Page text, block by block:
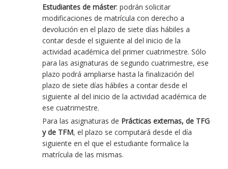
Estudiantes de máster: podrán solicitar
modificaciones de matrícula con derecho a
devolución en el plazo de siete días hábiles a
contar desde el siguiente al del inicio de la
actividad académica del primer cuatrimestre. Sólo
para las asignaturas de segundo cuatrimestre, ese
plazo podrá ampliarse hasta la finalización del
plazo de siete días hábiles a contar desde el
siguiente al del inicio de la actividad académica de
ese cuatrimestre.
Para las asignaturas de Prácticas externas, de TFG
y de TFM, el plazo se computará desde el día
siguiente en el que el estudiante formalice la
matrícula de las mismas.